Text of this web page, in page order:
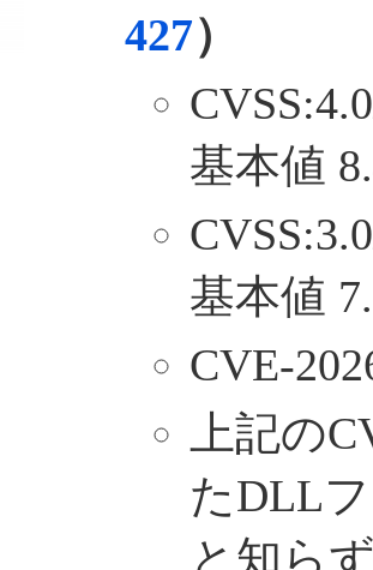
427）
基本値
基本値
CVE-
上記の
たDLL
と知ら